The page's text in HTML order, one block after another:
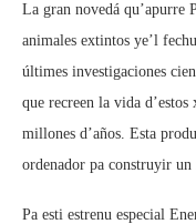
La gran novedá qu’apurre
animales extintos ye’l
últimes investigaciones
que recreen la vida
millones d’años. Esta
ordenador pa construyir
Pa esti estrenu especial